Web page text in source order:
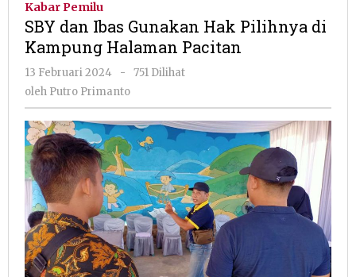
Hak
Pilihnya
Kabar Pemilu
SBY dan Ibas Gunakan Hak Pilihnya di
Kampung Halaman Pacitan
13 Februari 2024
oleh
Putro
-
751 Dilihat
oleh Putro Primanto